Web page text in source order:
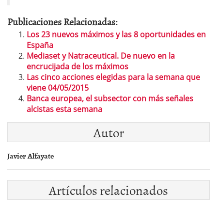
Publicaciones Relacionadas:
Los 23 nuevos máximos y las 8 oportunidades en
España
Mediaset y Natraceutical. De nuevo en la
encrucijada de los máximos
Las cinco acciones elegidas para la semana que
viene 04/05/2015
Banca europea, el subsector con más señales
alcistas esta semana
Autor
Javier Alfayate
Artículos relacionados